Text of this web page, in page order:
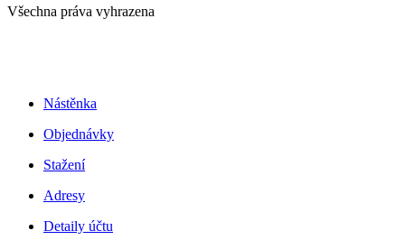
Všechna práva vyhrazena
Nástěnka
Objednávky
Stažení
Adresy
Detaily účtu